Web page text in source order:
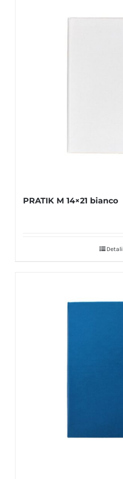
PRATIK M 14×21 bianco